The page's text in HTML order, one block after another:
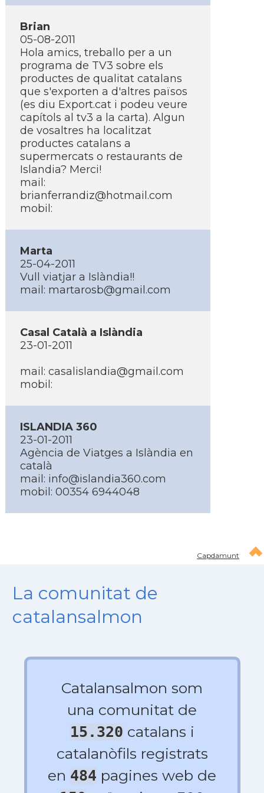
Brian
05-08-2011
Hola amics, treballo per a un
programa de TV3 sobre els
productes de qualitat catalans
que s'exporten a d'altres països
(es diu Export.cat i podeu veure
capí­tols al tv3 a la carta). Algun
de vosaltres ha localitzat
productes catalans a
supermercats o restaurants de
Islandia? Merci!
mail:
brianferrandiz@hotmail.com
mobil:
Marta
25-04-2011
Vull viatjar a Islàndia!!
mail: martarosb@gmail.com
Casal Català a Islàndia
23-01-2011
mail: casalislandia@gmail.com
mobil:
ISLANDIA 360
23-01-2011
Agència de Viatges a Islàndia en
català
mail: info@islandia360.com
mobil: 00354 6944048
Capdamunt
La comunitat de
catalansalmon
Catalansalmon som
una comunitat de
15.320 catalans i
catalanòfils registrats
en 484 pagines web de